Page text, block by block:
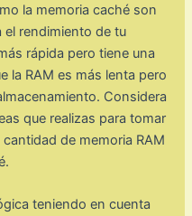
la memoria caché son
rendimiento de tu
rápida pero tiene una
la RAM es más lenta pero
Considera
que realizas para tomar
de memoria RAM
teniendo en cuenta